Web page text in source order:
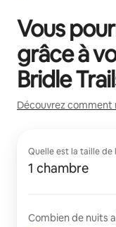
Vous
grâce à
Bridle
Découvrez comment
Quelle est la taille de
1 chambre
Combien de nuits